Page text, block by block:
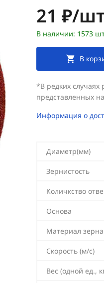
Цена:
21 ₽/
В наличии: 1573
В
*В редких случаях
представленных
Информация о
Диаметр(мм)
Зернистость
Количкство
Основа
Материал зерна
Скорость (м/с)
Вес (одной ед.,